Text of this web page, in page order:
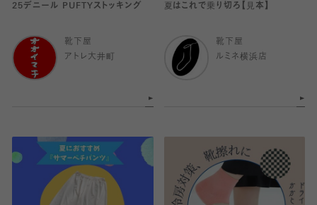
25デニール PUFTYストッキング
靴下屋
アトレ大井町
夏はこれで乗り切ろ【見本】
靴下屋
ルミネ横浜店